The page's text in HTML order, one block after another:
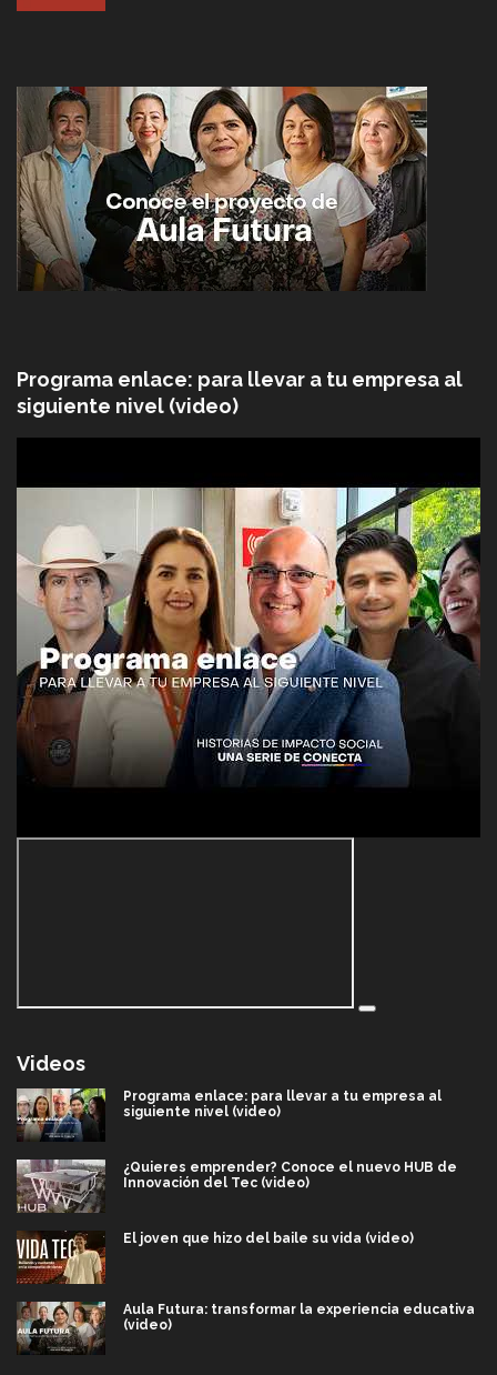
Programa enlace: para llevar a tu empresa al
siguiente nivel (video)
Videos
Programa enlace: para llevar a tu empresa al
siguiente nivel (video)
¿Quieres emprender? Conoce el nuevo HUB de
Innovación del Tec (video)
El joven que hizo del baile su vida (video)
Aula Futura: transformar la experiencia educativa
(video)